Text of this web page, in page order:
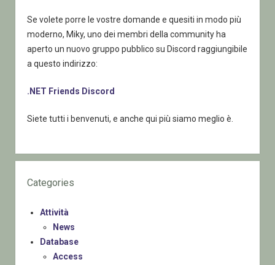
Se volete porre le vostre domande e quesiti in modo più
moderno, Miky, uno dei membri della community ha
aperto un nuovo gruppo pubblico su Discord raggiungibile
a questo indirizzo:
.NET Friends Discord
Siete tutti i benvenuti, e anche qui più siamo meglio è.
Categories
Attività
News
Database
Access